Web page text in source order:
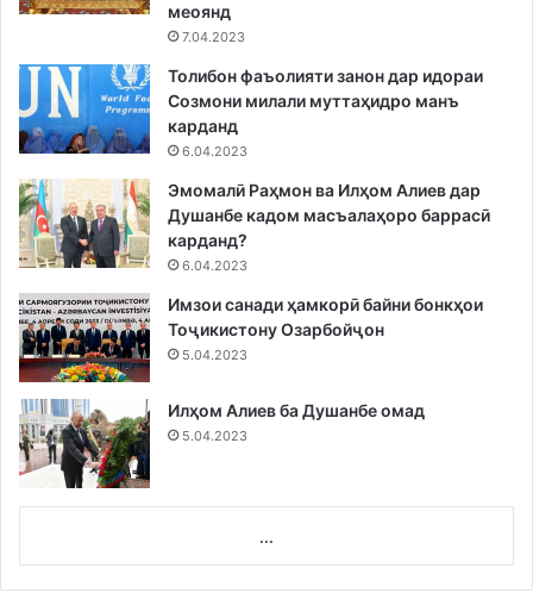
меоянд
7.04.2023
Толибон фаъолияти занон дар идораи
Созмони милали муттаҳидро манъ
карданд
6.04.2023
Эмомалӣ Раҳмон ва Илҳом Алиев дар
Душанбе кадом масъалаҳоро баррасӣ
карданд?
6.04.2023
Имзои санади ҳамкорӣ байни бонкҳои
Тоҷикистону Озарбойҷон
5.04.2023
Илҳом Алиев ба Душанбе омад
5.04.2023
...